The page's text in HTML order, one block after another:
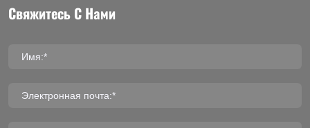
Свяжитесь С Нами
Имя:*
Электронная почта:*